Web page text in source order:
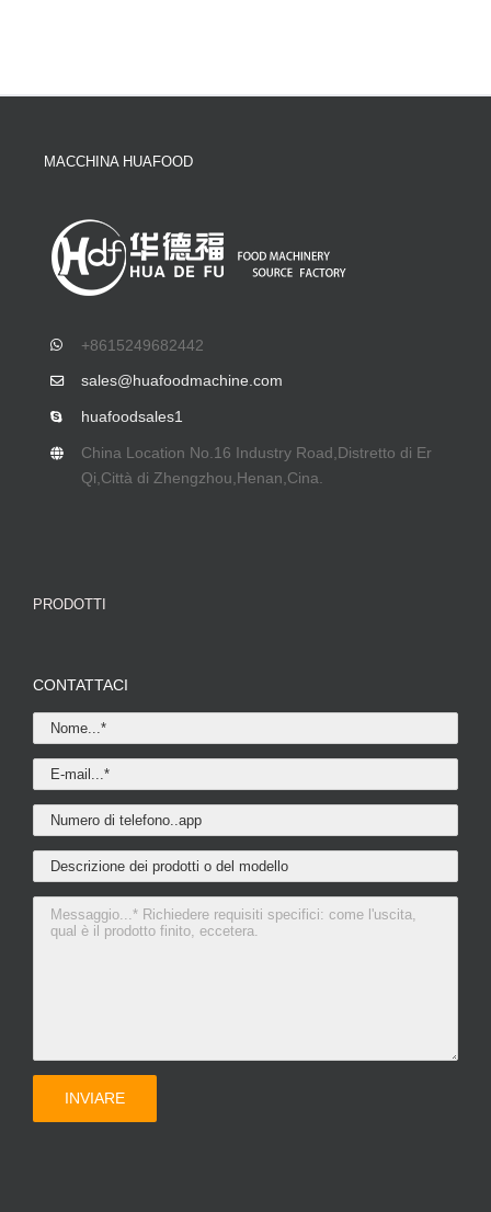
MACCHINA HUAFOOD
+8615249682442
sales@huafoodmachine.com
huafoodsales1
China Location No.16 Industry Road ,Distretto di Er
Qi,Città di Zhengzhou,Henan,Cina.
PRODOTTI
CONTATTACI